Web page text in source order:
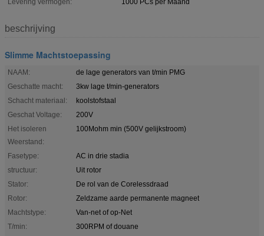
Levering vermogen:
1000 PCs per Maand
beschrijving
Slimme Machtstoepassing
NAAM:
de lage generators van t/min PMG
Geschatte macht:
3kw lage t/min-generators
Schacht materiaal:
koolstofstaal
Geschat Voltage:
200V
Het isoleren
Weerstand:
100Mohm min (500V gelijkstroom)
Fasetype:
AC in drie stadia
structuur:
Uit rotor
Stator:
De rol van de Corelessdraad
Rotor:
Zeldzame aarde permanente magneet
Machtstype:
Van-net of op-Net
T/min:
300RPM of douane